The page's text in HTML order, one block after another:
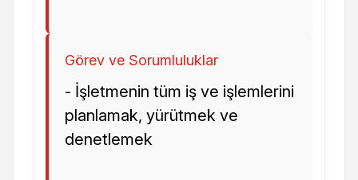
Görev ve Sorumluluklar
- İşletmenin tüm iş ve işlemlerini
planlamak, yürütmek ve
denetlemek